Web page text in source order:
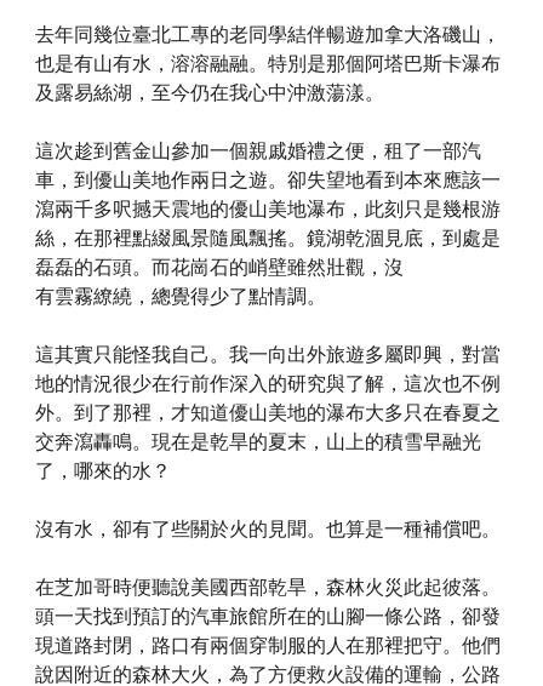
去年同幾位臺北工專的老同學結伴暢遊加拿大洛磯山，
也是有山有水，溶溶融融。特別是那個阿塔巴斯卡瀑布
及露易絲湖，至今仍在我心中沖激蕩漾。
這次趁到舊金山參加一個親戚婚禮之便，租了一部汽
車，到優山美地作兩日之遊。卻失望地看到本來應該一
瀉兩千多呎撼天震地的優山美地瀑布，此刻只是幾根游
絲，在那裡點綴風景隨風飄搖。鏡湖乾涸見底，到處是
磊磊的石頭。而花崗石的峭壁雖然壯觀，沒
有雲霧繚繞，總覺得少了點情調。
這其實只能怪我自己。我一向出外旅遊多屬即興，對當
地的情況很少在行前作深入的研究與了解，這次也不例
外。到了那裡，才知道優山美地的瀑布大多只在春夏之
交奔瀉轟鳴。現在是乾旱的夏末，山上的積雪早融光
了，哪來的水？
沒有水，卻有了些關於火的見聞。也算是一種補償吧。
在芝加哥時便聽說美國西部乾旱，森林火災此起彼落。
頭一天找到預訂的汽車旅館所在的山腳一條公路，卻發
現道路封閉，路口有兩個穿制服的人在那裡把守。他們
說因附近的森林大火，為了方便救火設備的運輸，公路